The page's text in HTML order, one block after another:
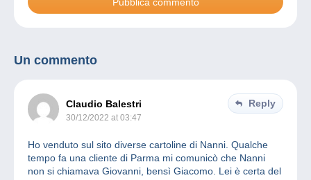
Un commento
Claudio Balestri
30/12/2022 at 03:47
Reply
Ho venduto sul sito diverse cartoline di Nanni. Qualche
tempo fa una cliente di Parma mi comunicò che Nanni
non si chiamava Giovanni, bensì Giacomo. Lei è certa del